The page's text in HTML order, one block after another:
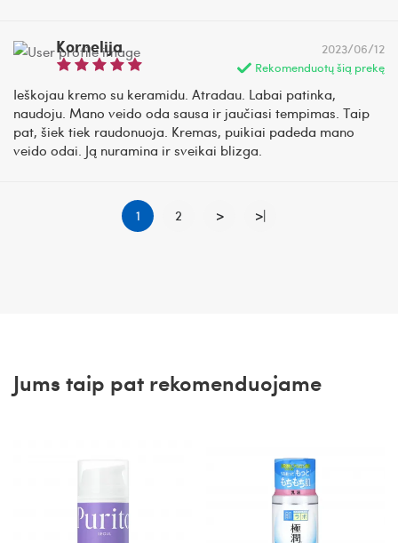
Kornelija
Rekomenduotų šią prekę
2023/06/12
Ieškojau kremo su keramidu. Atradau. Labai patinka,
naudoju. Mano veido oda sausa ir jaučiasi tempimas. Taip
pat, šiek tiek raudonuoja. Kremas, puikiai padeda mano
veido odai. Ją nuramina ir sveikai blizga.
1 2 > >|
Jums taip pat rekomenduojame